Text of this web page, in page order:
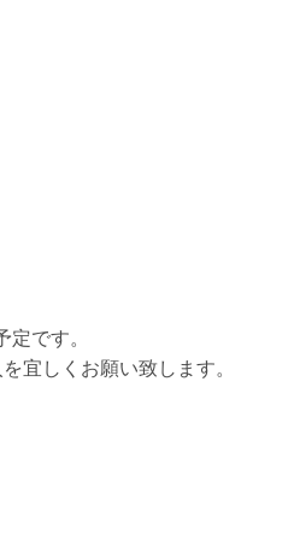
です。
宜しくお願い致します。